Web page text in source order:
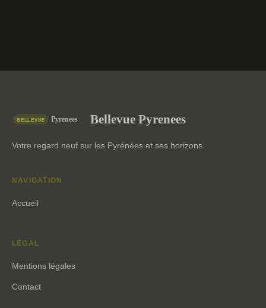
Bellevue Pyrenees
Votre regard neuf sur les Pyrénées et ses horizons
NAVIGATION
Accueil
LÉGAL
Mentions légales
Contact